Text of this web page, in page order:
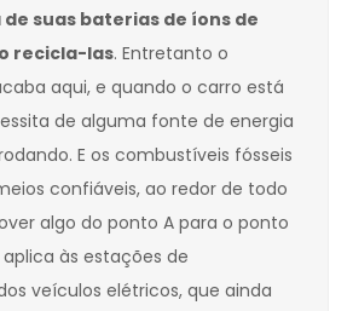
suas baterias de íons de
recicla-las. Entretanto o
aqui, e quando o carro está
de alguma fonte de energia
E os combustíveis fósseis
confiáveis, ao redor de todo
algo do ponto A para o ponto
aplica às estações de
veículos elétricos, que ainda